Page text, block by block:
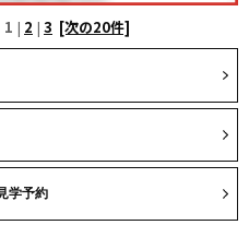
1 | 2 | 3 [次の20件]